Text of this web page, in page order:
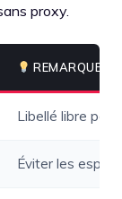
proxy.
REMARQUE
Libellé libre pour
Éviter les